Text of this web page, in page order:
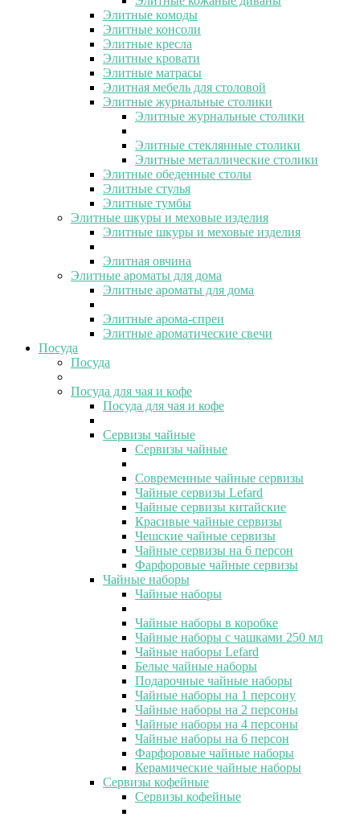
Элитные комоды
Элитные консоли
Элитные кресла
Элитные кровати
Элитные матрасы
Элитная мебель для столовой
Элитные журнальные столики
Элитные журнальные столики
Элитные стеклянные столики
Элитные металлические столики
Элитные обеденные столы
Элитные стулья
Элитные тумбы
Элитные шкуры и меховые изделия
Элитные шкуры и меховые изделия
Элитная овчина
Элитные ароматы для дома
Элитные ароматы для дома
Элитные арома-спреи
Элитные ароматические свечи
Посуда
Посуда
Посуда для чая и кофе
Посуда для чая и кофе
Сервизы чайные
Сервизы чайные
Современные чайные сервизы
Чайные сервизы Lefard
Чайные сервизы китайские
Красивые чайные сервизы
Чешские чайные сервизы
Чайные сервизы на 6 персон
Фарфоровые чайные сервизы
Чайные наборы
Чайные наборы
Чайные наборы в коробке
Чайные наборы с чашками 250 мл
Чайные наборы Lefard
Белые чайные наборы
Подарочные чайные наборы
Чайные наборы на 1 персону
Чайные наборы на 2 персоны
Чайные наборы на 4 персоны
Чайные наборы на 6 персон
Фарфоровые чайные наборы
Керамические чайные наборы
Сервизы кофейные
Сервизы кофейные